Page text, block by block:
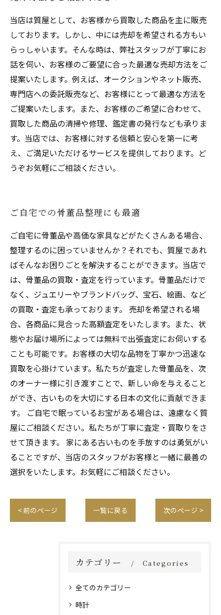
当店は質屋として、お客様から買取した商品を主に販売
しております。しかし、中には売却を希望される方もい
らっしゃいます。そんな時は、弊社スタッフが丁寧にお
話を伺い、お客様のご要望に合った最適な売却方法をご
提案いたします。例えば、オークションやネット販売、
専門店への委託販売など、お客様にとって最適な方法を
ご提案いたします。また、お客様のご希望に合わせて、
買取した商品の清掃や修理、鑑定書の発行なども承りま
す。当店では、お客様に対する信頼と安心を第一に考
え、ご満足いただけるサービスを提供しております。ど
うぞお気軽にご相談ください。
ご自宅での骨董品整理にも最適
ご自宅に骨董品や高価な家具などがたくさんある場合、
整理するのに困っていませんか？それでも、質屋であれ
ばそんなお困りごとを解決することができます。当店で
は、骨董品の買取・査定を行っています。骨董品だけで
なく、ジュエリーやブランドバッグ、宝石、絵画、など
の買取・査定も承っております。 売却を希望される場
合、各商品に見合った高額査定をいたします。また、状
態やお届け場所によっては無料で出張査定にお伺いする
ことも可能です。お客様の大切な品物を丁寧かつ迅速な
買取を心掛けています。私たちが査定した骨董品を、次
のオーナー様に引き渡すことで、新しい命を与えること
ができ、古いものを大切にする日本の文化に貢献できま
す。 ご自宅で眠っているお宝がある場合は、遠慮なく質
屋にご相談ください。私たちが丁寧に査定・買取りをさ
せて頂きます。 家にある古いものを手放すのは勇気がい
ることですが、当店のスタッフがお客様と一緒に最善の
選択をいたします。お気軽にご相談ください。
< 前のページ 一覧に戻る 次のページ >
カテゴリー Categories
全てのカテゴリー
時計